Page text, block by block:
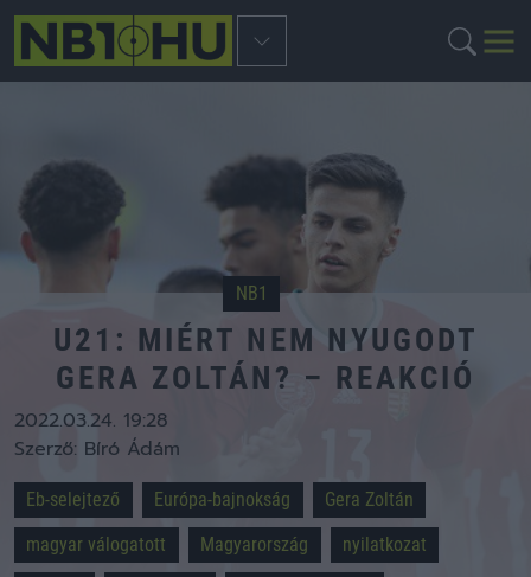
NB1
U21: MIÉRT NEM NYUGODT
GERA ZOLTÁN? – REAKCIÓ
2022.03.24. 19:28
Szerző: Bíró Ádám
Eb-selejtező Európa-bajnokság
Gera Zoltán
magyar válogatott
Magyarország
nyilatkozat